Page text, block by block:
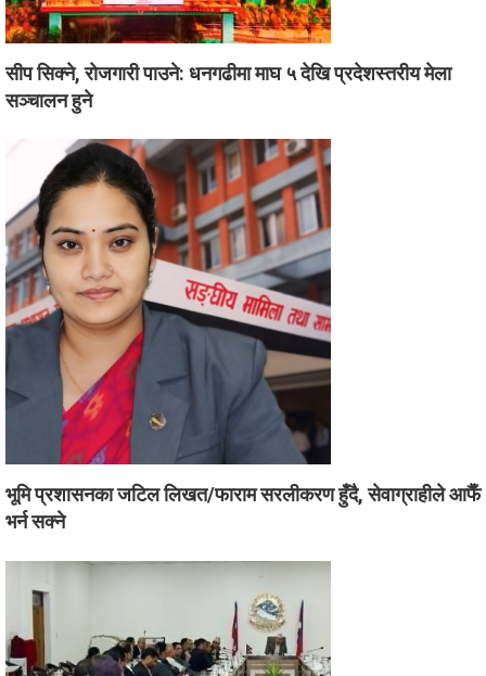
सीप सिक्ने, रोजगारी पाउने: धनगढीमा माघ ५ देखि प्रदेशस्तरीय मेला
सञ्चालन हुने
भूमि प्रशासनका जटिल लिखत/फाराम सरलीकरण हुँदै, सेवाग्राहीले आफैँ
भर्न सक्ने